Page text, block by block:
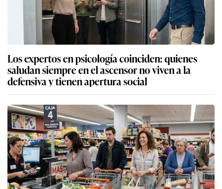
Los expertos en psicología coinciden: quienes
saludan siempre en el ascensor no viven a la
defensiva y tienen apertura social